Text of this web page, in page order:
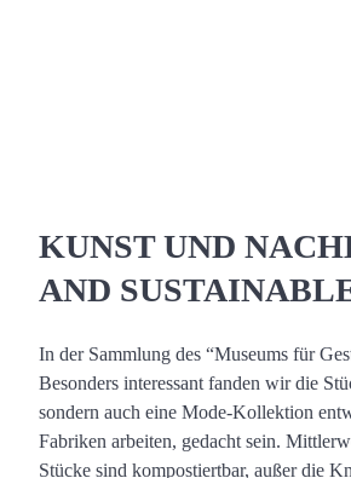
KUNST UND
AND
In der Sammlung des “Museums für
Besonders interessant fanden wir die
sondern auch eine Mode-Kollektion
Fabriken arbeiten, gedacht sein.
Stücke sind kompostiertbar, außer die